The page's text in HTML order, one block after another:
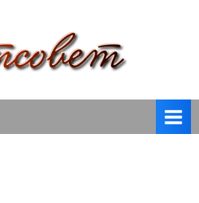
т
спицами,
крючком,